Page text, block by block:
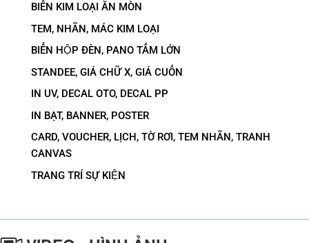
BIỂN KIM LOẠI ĂN MÒN
TEM, NHÃN, MÁC KIM LOẠI
BIỂN HỘP ĐÈN, PANO TẤM LỚN
STANDEE, GIÁ CHỮ X, GIÁ CUỐN
IN UV, DECAL OTO, DECAL PP
IN BẠT, BANNER, POSTER
CARD, VOUCHER, LỊCH, TỜ RƠI, TEM NHÃN, TRANH
CANVAS
TRANG TRÍ SỰ KIỆN